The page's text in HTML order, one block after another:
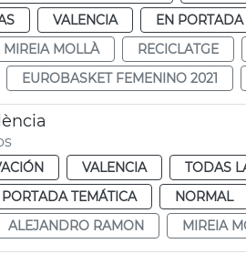
VALENCIA EN PORTADA
MIREIA MOLLÀ RECICLATGE
EUROBASKET FEMENINO 2021
VALENCIA TODAS
TEMÁTICA NORMAL
ALEJANDRO RAMON MIREIA